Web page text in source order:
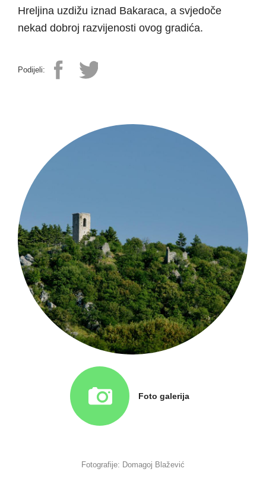
Hreljina uzdižu iznad Bakaraca, a svjedoče
nekad dobroj razvijenosti ovog gradića.
Podijeli:
Foto galerija
Fotografije: Domagoj Blažević